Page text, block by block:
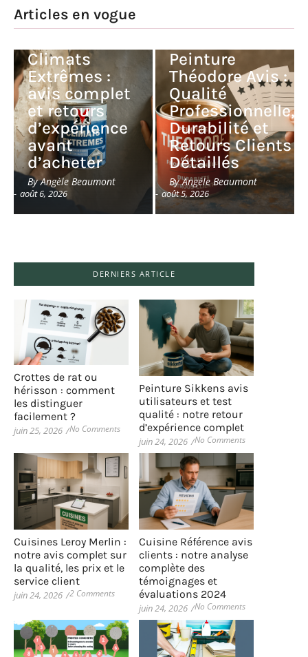
Articles en vogue
Climats
Extrêmes :
avis complet
et retours
d’expérience
avant
d’acheter
By Angèle Beaumont
- août 6, 2026
Peinture
Théodore Avis :
Qualité
Professionnelle,
Durabilité et
Retours Clients
Détaillés
By Angèle Beaumont
- août 5, 2026
DERNIERS ARTICLE
Crottes de rat ou
hérisson : comment
les distinguer
facilement ?
juin 25, 2026 /No Comments
Peinture Sikkens avis
utilisateurs et test
qualité : notre retour
d’expérience complet
juin 24, 2026 /No Comments
Cuisines Leroy Merlin :
notre avis complet sur
la qualité, les prix et le
service client
juin 24, 2026 /2 Comments
Cuisine Référence avis
clients : notre analyse
complète des
témoignages et
évaluations 2024
juin 24, 2026 /No Comments